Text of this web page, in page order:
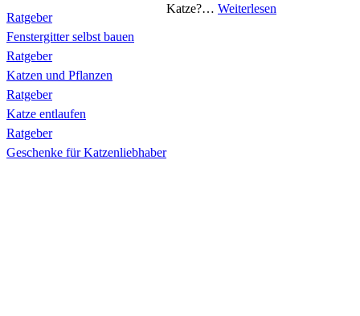
Ratgeber
Fenstergitter selbst bauen
Ratgeber
Katzen und Pflanzen
Ratgeber
Katze entlaufen
Ratgeber
Geschenke für Katzenliebhaber
Katze?… Weiterlesen